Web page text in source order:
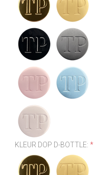
KLEUR DOP D-BOTTLE:*